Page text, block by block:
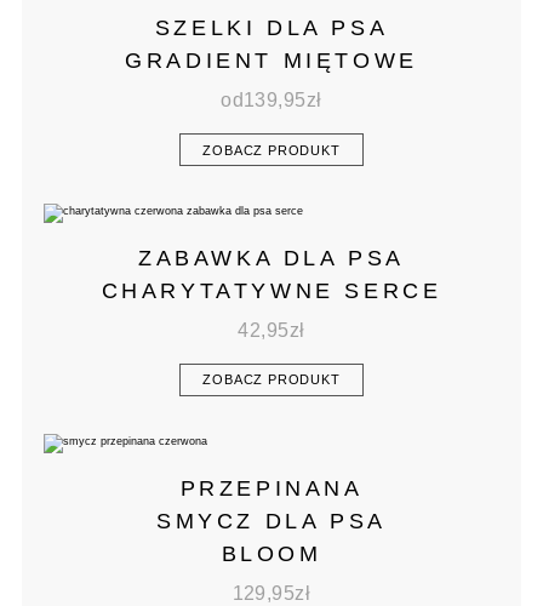
SZELKI DLA PSA
GRADIENT MIĘTOWE
od139,95zł
ZOBACZ PRODUKT
ZABAWKA DLA PSA
CHARYTATYWNE SERCE
42,95zł
ZOBACZ PRODUKT
PRZEPINANA
SMYCZ DLA PSA
BLOOM
129,95zł